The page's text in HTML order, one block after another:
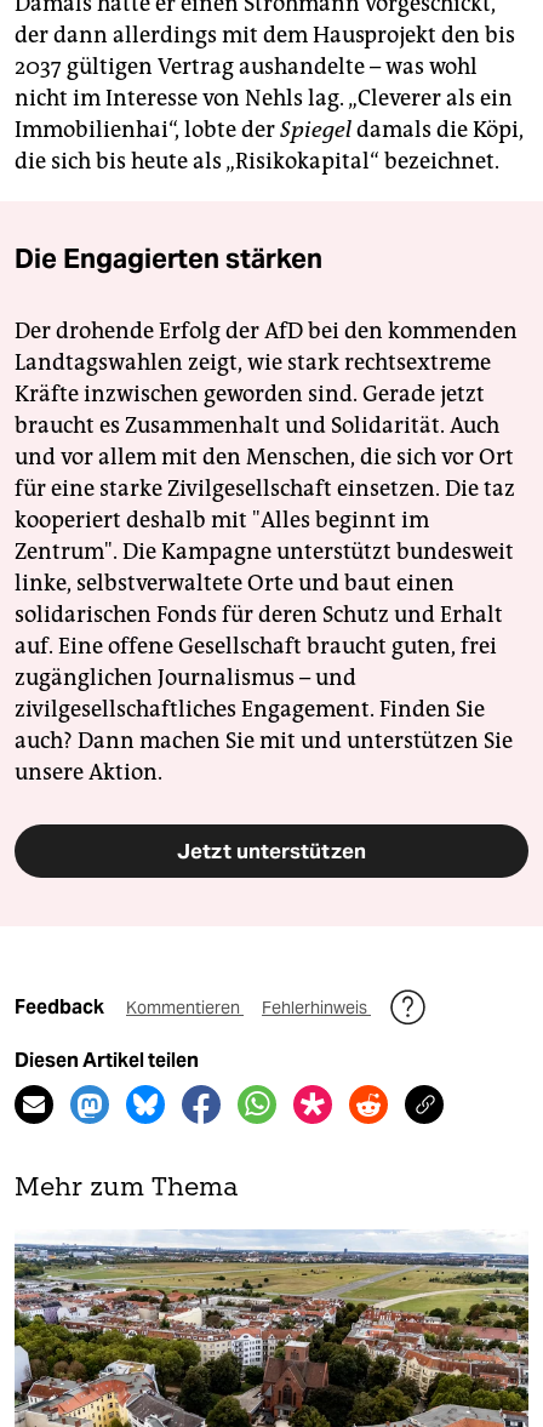
der dann allerdings mit dem Hausprojekt den bis
2037 gültigen Vertrag aushandelte – was wohl
nicht im Interesse von Nehls lag. „Cleverer als ein
Immobilienhai“, lobte derSpiegeldamals die Köpi,
die sich bis heute als „Risikokapital“ bezeichnet.
Die Engagierten stärken
Der drohende Erfolg der AfD bei den kommenden
Landtagswahlen zeigt, wie stark rechtsextreme
Kräfte inzwischen geworden sind. Gerade jetzt
braucht es Zusammenhalt und Solidarität. Auch
und vor allem mit den Menschen, die sich vor Ort
für eine starke Zivilgesellschaft einsetzen. Die taz
kooperiert deshalb mit "Alles beginnt im
Zentrum". Die Kampagne unterstützt bundesweit
linke, selbstverwaltete Orte und baut einen
solidarischen Fonds für deren Schutz und Erhalt
auf. Eine offene Gesellschaft braucht guten, frei
zugänglichen Journalismus – und
zivilgesellschaftliches Engagement. Finden Sie
auch? Dann machen Sie mit und unterstützen Sie
unsere Aktion.
Jetzt unterstützen
Feedback Kommentieren Fehlerhinweis
Diesen Artikel teilen
Mehr zum Thema